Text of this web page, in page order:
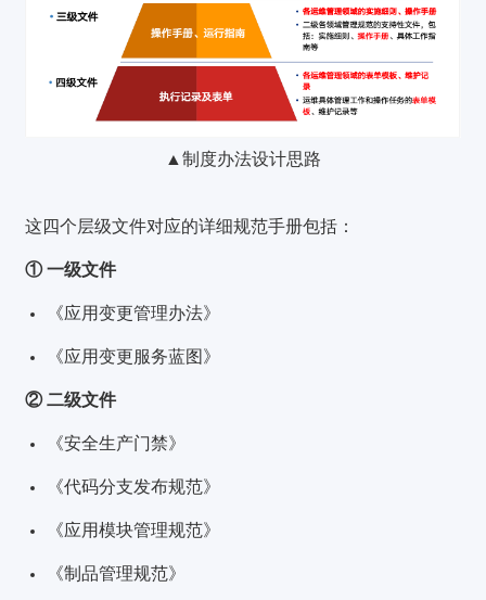
▲制度办法设计思路
这四个层级文件对应的详细规范手册包括：
① 一级文件
《应用变更管理办法》
《应用变更服务蓝图》
② 二级文件
《安全生产门禁》
《代码分支发布规范》
《应用模块管理规范》
《制品管理规范》